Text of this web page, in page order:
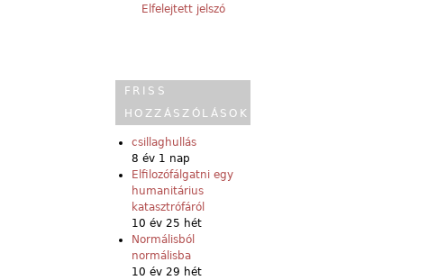
Elfelejtett jelszó
FRISS
HOZZÁSZÓLÁSOK
csillaghullás
8 év 1 nap
Elfilozófálgatni egy
humanitárius
katasztrófáról
10 év 25 hét
Normálisból
normálisba
10 év 29 hét